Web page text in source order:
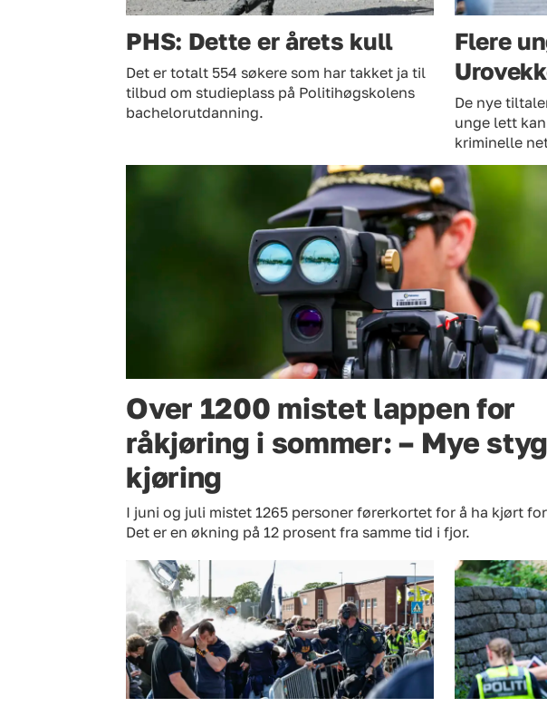
PHS: Dette er årets kull
Det er totalt 554 søkere som har takket ja til
tilbud om studieplass på Politihøgskolens
bachelorutdanning.
Flere
De nye
unge lett
kriminelle
Over 1200 mistet lappen for
råkjøring i sommer: – Mye
kjøring
I juni og juli mistet 1265 personer førerkortet for å ha kjørt
Det er en økning på 12 prosent fra samme tid i fjor.